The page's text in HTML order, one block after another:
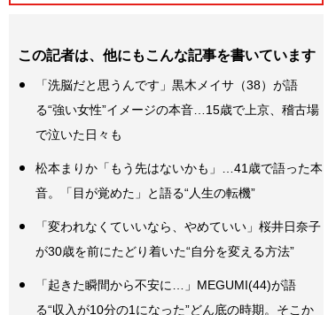
この記者は、他にもこんな記事を書いています
「洗脳だと思うんです」黒木メイサ（38）が語
る“強い女性”イメージの本音…15歳で上京、稽古場
で泣いた日々も
松本まりか「もう先はないかも」…41歳で語った本
音。「目が覚めた」と語る“人生の転機”
「変われなくていいなら、やめていい」桜井日奈子
が30歳を前にたどり着いた“自分を変える方法”
「起きた瞬間から不安に…」MEGUMI(44)が語
る“収入が10分の1になった”どん底の時期。そこか